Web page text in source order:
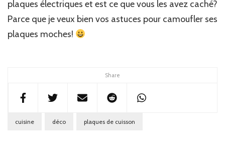
Share
plaques électriques et est ce que vous les avez caché?
Parce que je veux bien vos astuces pour camoufler ses
plaques moches!
cuisine déco plaques de cuisson